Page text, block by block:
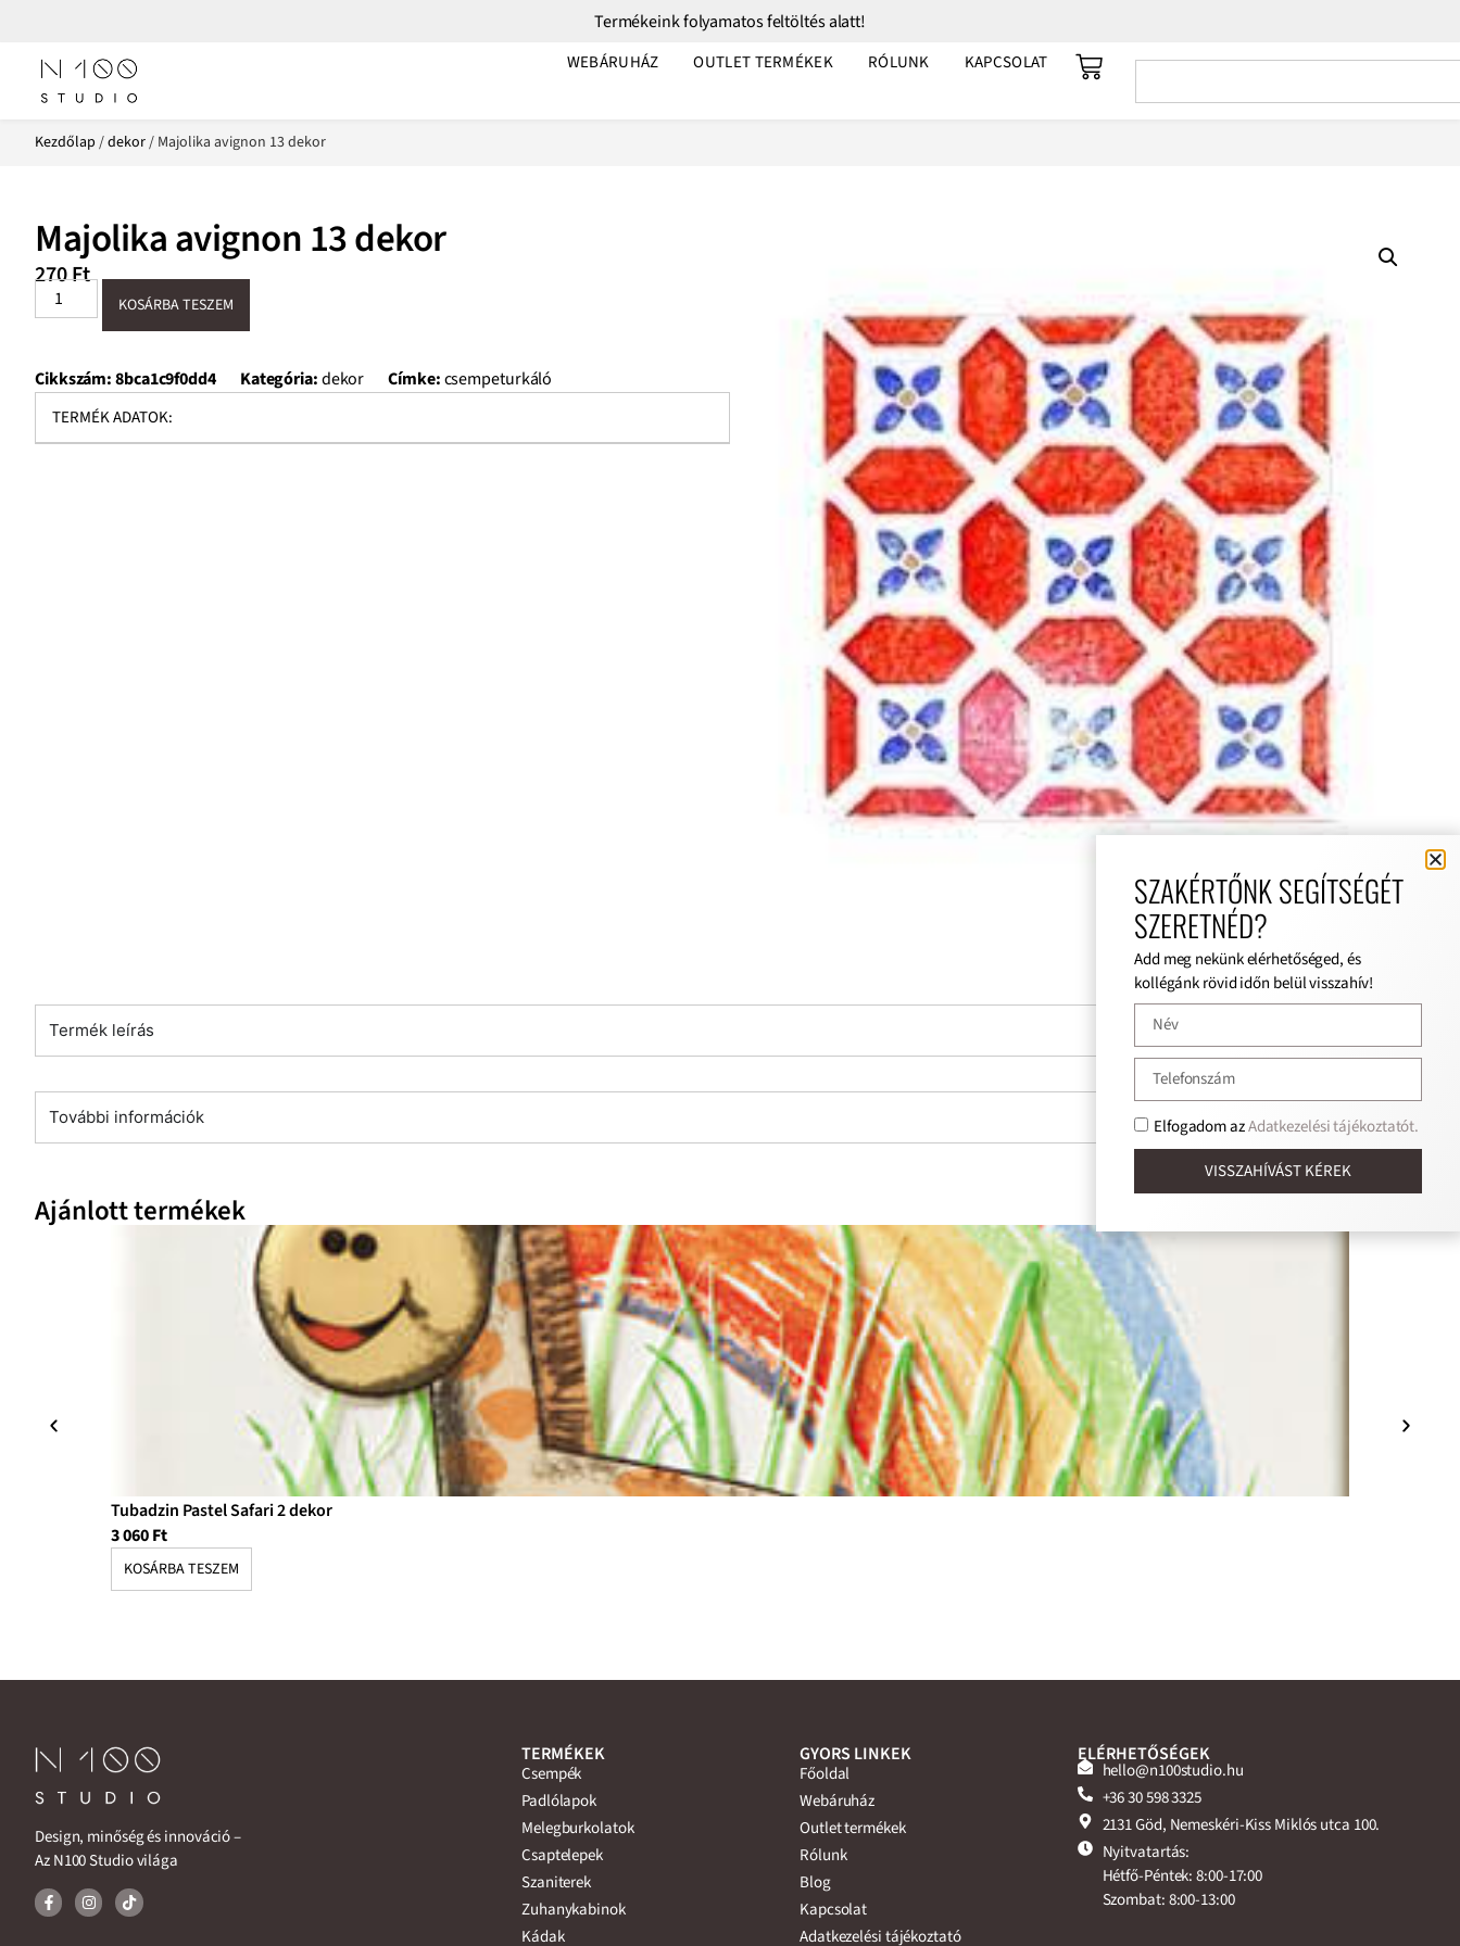
Termékeink folyamatos feltöltés alatt!
WEBÁRUHÁZ OUTLET TERMÉKEK RÓLUNK KAPCSOLAT
Kezdőlap /dekor/ Majolika avignon 13 dekor
Majolika avignon 13 dekor
270Ft
KOSÁRBA TESZEM
Cikkszám:8bca1c9f0dd4 Kategória:dekor Címke:csempeturkáló
TERMÉK ADATOK:
Termék leírás
További információk
Ajánlott termékek
Tubadzin Pastel Safari 2 dekor
3 060Ft
KOSÁRBA TESZEM
Design, minőség és innováció –
Az N100 Studio világa
TERMÉKEK
Csempék
Padlólapok
Melegburkolatok
Csaptelepek
Szaniterek
Zuhanykabinok
Kádak
GYORS LINKEK
Főoldal
Webáruház
Outlet termékek
Rólunk
Blog
Kapcsolat
Adatkezelési tájékoztató
ELÉRHETŐSÉGEK
hello@n100studio.hu
+36 30 598 3325
2131 Göd, Nemeskéri-Kiss Miklós utca 100.
Nyitvatartás:
Hétfő-Péntek: 8:00-17:00
Szombat: 8:00-13:00
SZAKÉRTŐNK SEGÍTSÉGÉT
SZERETNÉD?
Add meg nekünk elérhetőséged, és
kollégánk rövid időn belül visszahív!
Elfogadom azAdatkezelési tájékoztatót.
VISSZAHÍVÁST KÉREK